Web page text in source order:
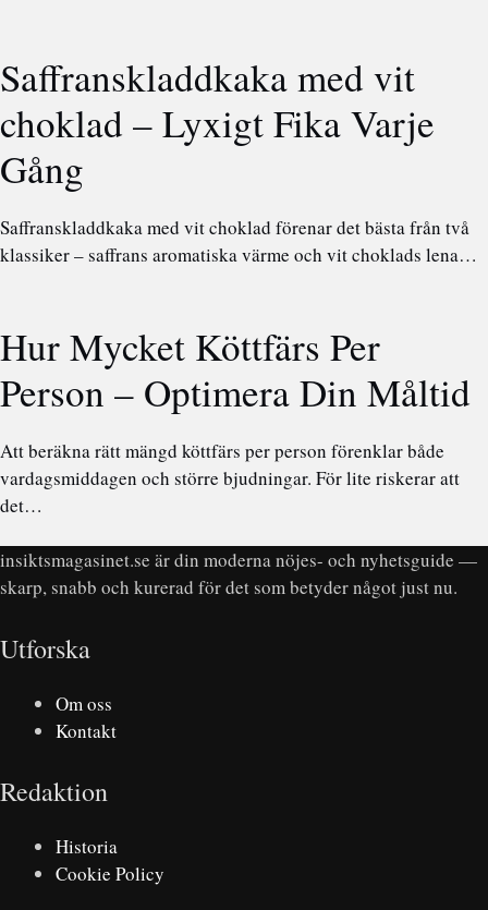
Saffranskladdkaka med vit
choklad – Lyxigt Fika Varje
Gång
Saffranskladdkaka med vit choklad förenar det bästa från två
klassiker – saffrans aromatiska värme och vit choklads lena…
Hur Mycket Köttfärs Per
Person – Optimera Din Måltid
Att beräkna rätt mängd köttfärs per person förenklar både
vardagsmiddagen och större bjudningar. För lite riskerar att
det…
insiktsmagasinet.se är din moderna nöjes- och nyhetsguide —
skarp, snabb och kurerad för det som betyder något just nu.
Utforska
Om oss
Kontakt
Redaktion
Historia
Cookie Policy